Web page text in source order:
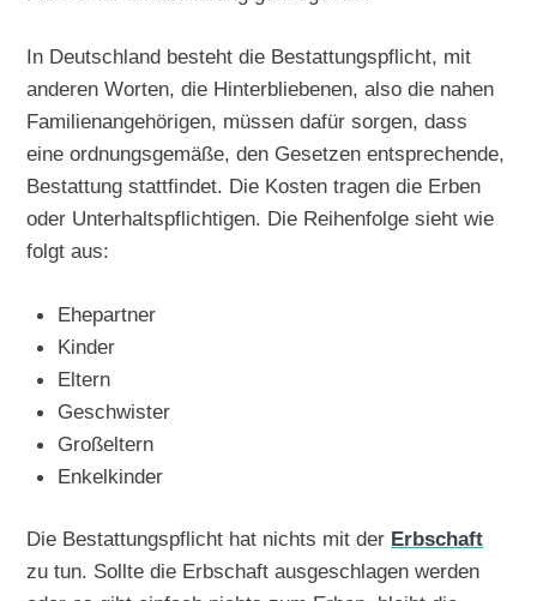
In Deutschland besteht die Bestattungspflicht, mit
anderen Worten, die Hinterbliebenen, also die nahen
Familienangehörigen, müssen dafür sorgen, dass
eine ordnungsgemäße, den Gesetzen entsprechende,
Bestattung stattfindet. Die Kosten tragen die Erben
oder Unterhaltspflichtigen. Die Reihenfolge sieht wie
folgt aus:
Ehepartner
Kinder
Eltern
Geschwister
Großeltern
Enkelkinder
Die Bestattungspflicht hat nichts mit der Erbschaft
zu tun. Sollte die Erbschaft ausgeschlagen werden